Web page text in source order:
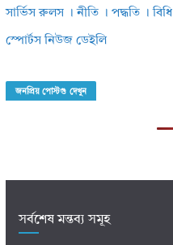
সার্ভিস রুলস । নীতি । পদ্ধতি । বিধি
স্পোর্টস নিউজ ডেইলি
জনপ্রিয় পোস্টগু দেখুন
সর্বশেষ মন্তব্য সমূহ